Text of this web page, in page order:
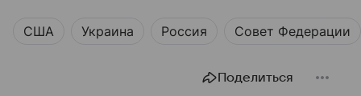
США Украина Россия Совет Федерации
Поделиться